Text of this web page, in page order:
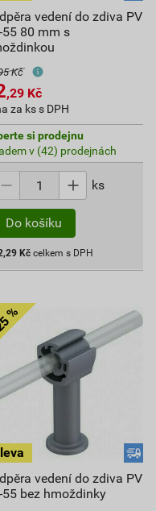
vedení do zdiva PV
55 80 mm s
Kč
,29 Kč
za ks s DPH
si prodejnu
v (42) prodejnách
ks
Do košíku
Kč celkem s DPH
vedení do zdiva PV
55 bez hmoždinky